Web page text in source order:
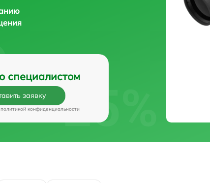
специалистом
заявку
политикой конфиденциальности